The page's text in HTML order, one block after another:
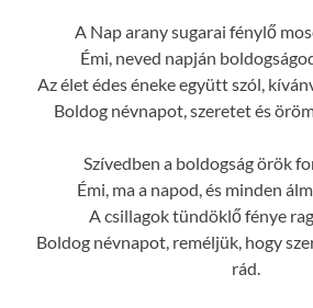
A Nap arany sugarai fénylő
Émi, neved napján
Az élet édes éneke együtt szól,
Boldog névnapot, szeretet és
Szívedben a boldogság örök
Émi, ma a napod, és minden
A csillagok tündöklő fénye
Boldog névnapot, reméljük, hogy
rád.